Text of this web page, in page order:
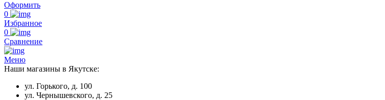
Оформить
0
Избранное
0
Сравнение
Меню
Наши магазины в Якутске:
ул. Горького, д. 100
ул. Чернышевского, д. 25